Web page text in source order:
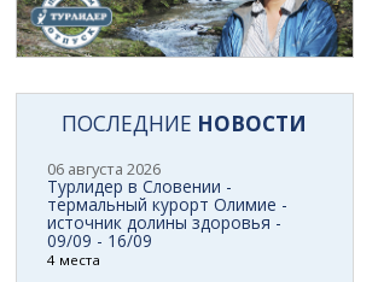
ПОСЛЕДНИЕ НОВОСТИ
06 августа 2026
Турлидер в Словении -
термальный курорт Олимие -
источник долины здоровья -
09/09 - 16/09
4 места